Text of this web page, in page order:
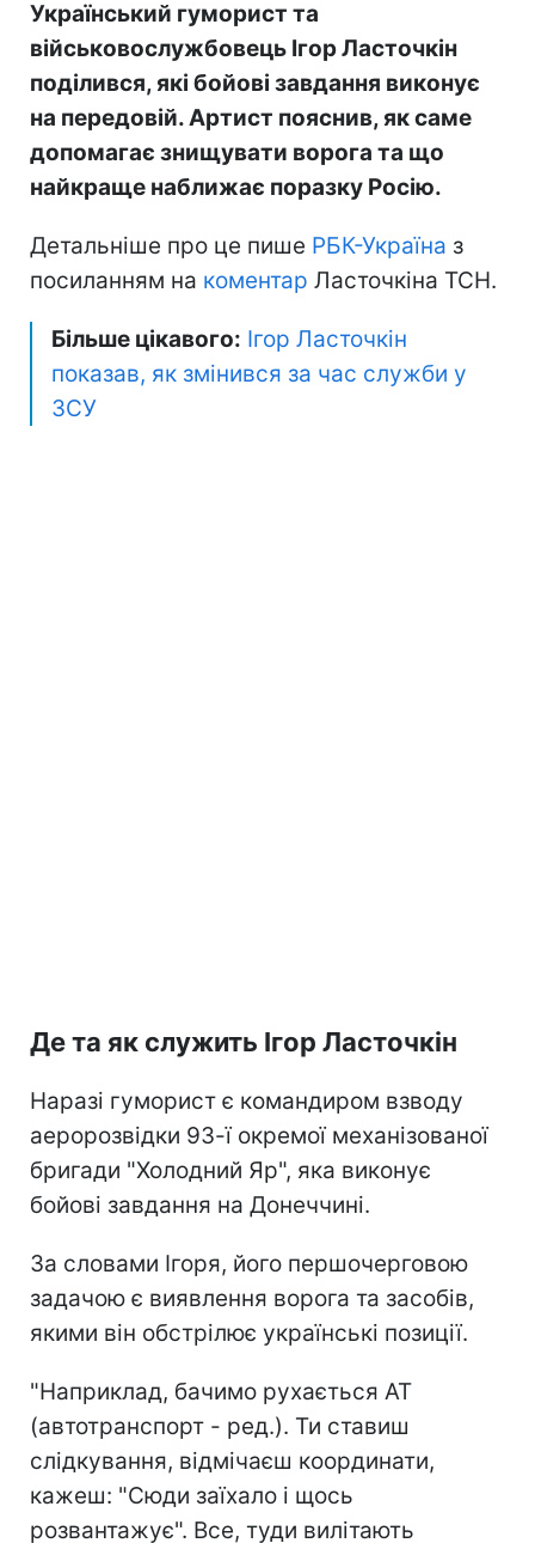
Український гуморист та
військовослужбовець Ігор Ласточкін
поділився, які бойові завдання виконує
на передовій. Артист пояснив, як саме
допомагає знищувати ворога та що
найкраще наближає поразку Росію.
Детальніше про це пише РБК-Україна з
посиланням на коментар Ласточкіна ТСН.
Більше цікавого: Ігор Ласточкін
показав, як змінився за час служби у
ЗСУ
Де та як служить Ігор Ласточкін
Наразі гуморист є командиром взводу
аеророзвідки 93-ї окремої механізованої
бригади "Холодний Яр", яка виконує
бойові завдання на Донеччині.
За словами Ігоря, його першочерговою
задачою є виявлення ворога та засобів,
якими він обстрілює українські позиції.
"Наприклад, бачимо рухається АТ
(автотранспорт - ред.). Ти ставиш
слідкування, відмічаєш координати,
кажеш: "Сюди заїхало і щось
розвантажує". Все, туди вилітають